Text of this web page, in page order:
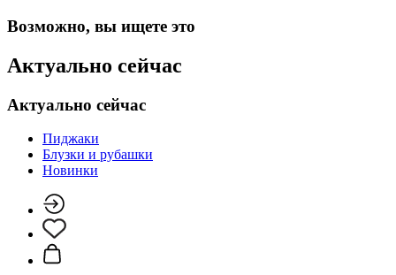
Возможно, вы ищете это
Актуально сейчас
Актуально сейчас
Пиджаки
Блузки и рубашки
Новинки